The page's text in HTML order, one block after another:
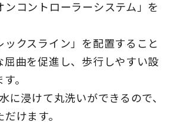
ンコントローラーシステム」を
クスライン」を配置すること
屈曲を促進し、歩行しやすい設
。
に浸けて丸洗いができるので、
けます。